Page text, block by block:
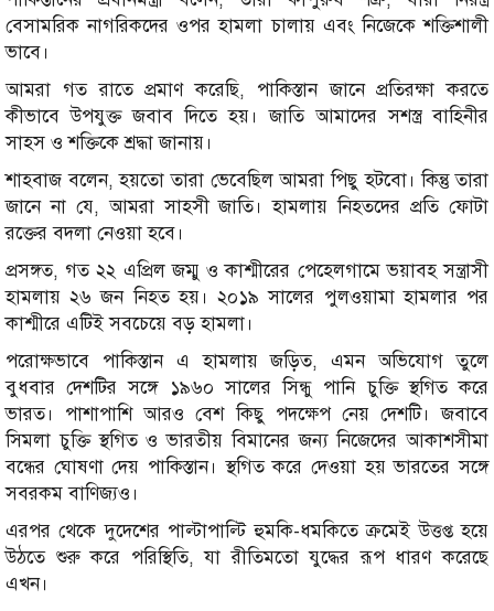
বেসামরিক নাগরিকদের ওপর হামলা চালায় এবং নিজেকে শক্তিশালী
ভাবে।
আমরা গত রাতে প্রমাণ করেছি, পাকিস্তান জানে প্রতিরক্ষা করতে
কীভাবে উপযুক্ত জবাব দিতে হয়। জাতি আমাদের সশস্ত্র বাহিনীর
সাহস ও শক্তিকে শ্রদ্ধা জানায়।
শাহবাজ বলেন, হয়তো তারা ভেবেছিল আমরা পিছু হটবো। কিন্তু তারা
জানে না যে, আমরা সাহসী জাতি। হামলায় নিহতদের প্রতি ফোটা
রক্তের বদলা নেওয়া হবে।
প্রসঙ্গত, গত ২২ এপ্রিল জম্মু ও কাশ্মীরের পেহেলগামে ভয়াবহ সন্ত্রাসী
হামলায় ২৬ জন নিহত হয়। ২০১৯ সালের পুলওয়ামা হামলার পর
কাশ্মীরে এটিই সবচেয়ে বড় হামলা।
পরোক্ষভাবে পাকিস্তান এ হামলায় জড়িত, এমন অভিযোগ তুলে
বুধবার দেশটির সঙ্গে ১৯৬০ সালের সিন্ধু পানি চুক্তি স্থগিত করে
ভারত। পাশাপাশি আরও বেশ কিছু পদক্ষেপ নেয় দেশটি। জবাবে
সিমলা চুক্তি স্থগিত ও ভারতীয় বিমানের জন্য নিজেদের আকাশসীমা
বন্ধের ঘোষণা দেয় পাকিস্তান। স্থগিত করে দেওয়া হয় ভারতের সঙ্গে
সবরকম বাণিজ্যও।
এরপর থেকে দুদেশের পাল্টাপাল্টি হুমকি-ধমকিতে ক্রমেই উত্তপ্ত হয়ে
উঠতে শুরু করে পরিস্থিতি, যা রীতিমতো যুদ্ধের রূপ ধারণ করেছে
এখন।